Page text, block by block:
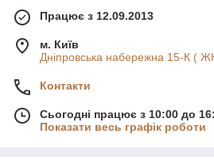
Працює з 12.09.2013
м. Київ
Дніпровська набережна 15-К (
Контакти
Сьогодні працює з 10:00 до
Показати весь графік роботи